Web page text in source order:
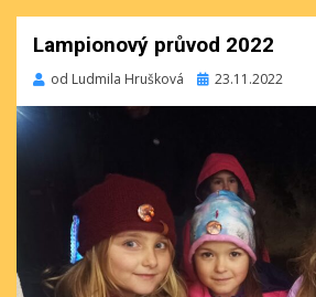
Lampionový průvod 2022
od Ludmila Hrušková Publikováno
23.11.2022